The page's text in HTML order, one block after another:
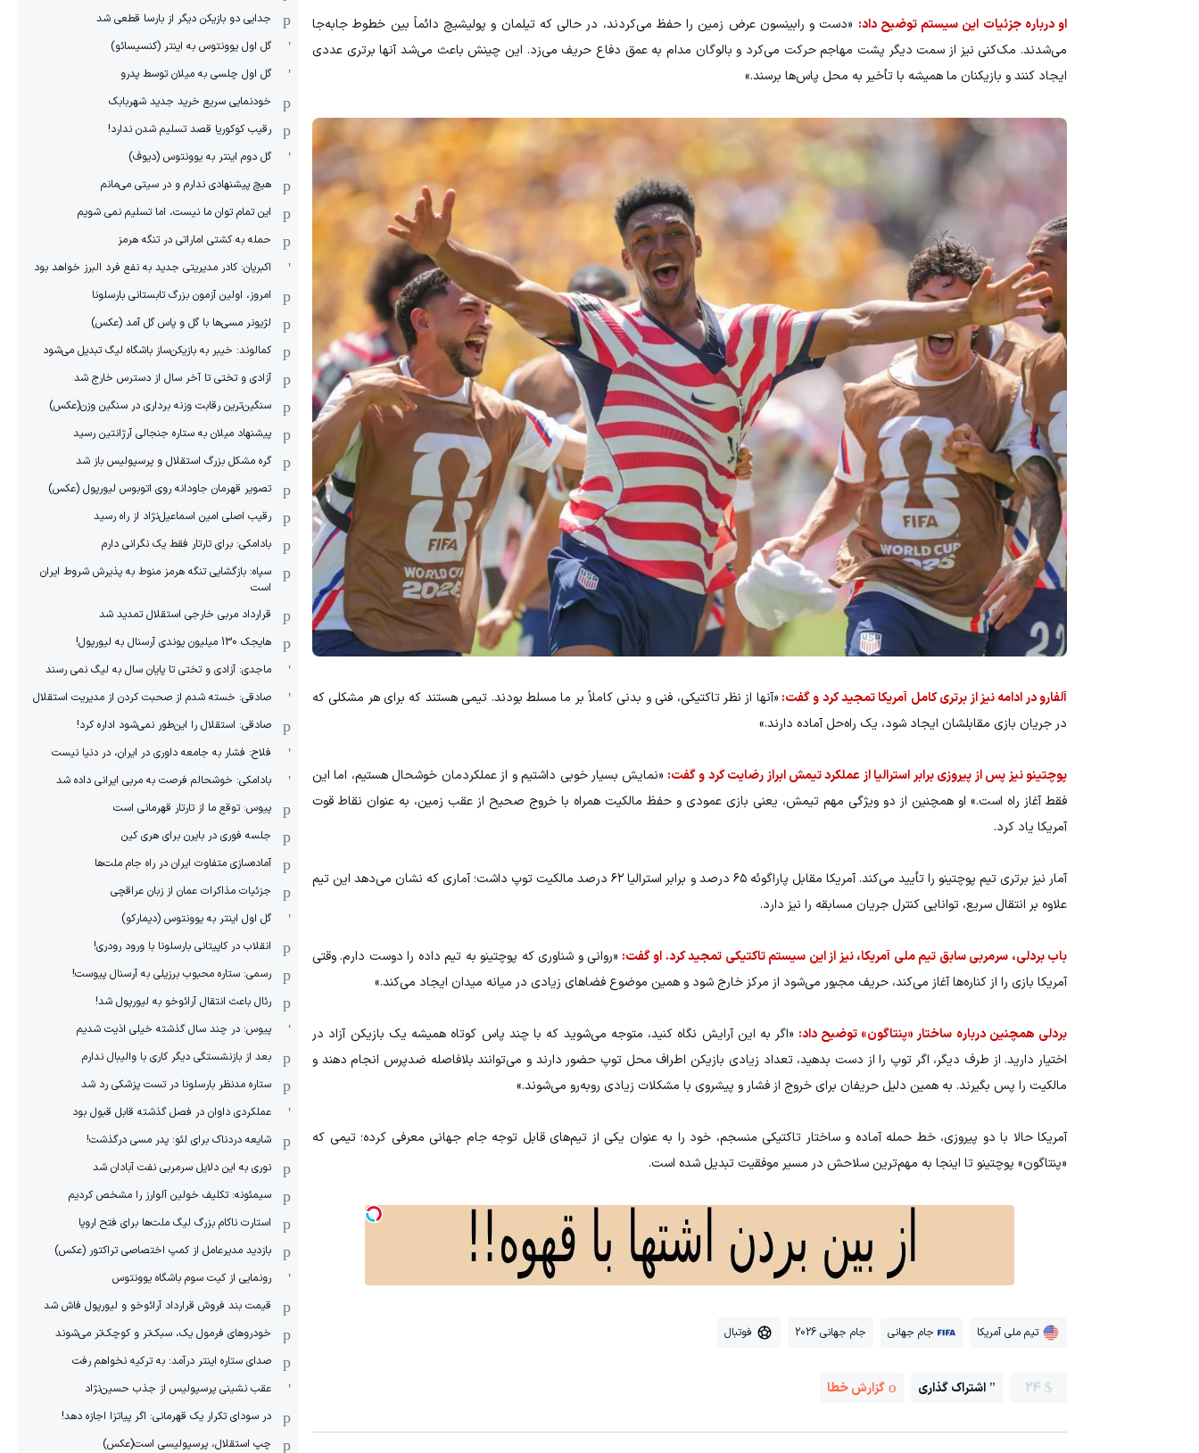
او درباره جزئیات این سیستم توضیح داد: «دست و رابینسون عرض زمین را حفظ می‌کردند، در حالی که تیلمان و پولیشیچ دائماً بین خطوط جابه‌جا
می‌شدند. مک‌کنی نیز از سمت دیگر پشت مهاجم حرکت می‌کرد و بالوگان مدام به عمق دفاع حریف می‌زد. این چینش باعث می‌شد آنها برتری عددی
ایجاد کنند و بازیکنان ما همیشه با تأخیر به محل پاس‌ها برسند.»
آلفارو در ادامه نیز از برتری کامل آمریکا تمجید کرد و گفت: «آنها از نظر تاکتیکی، فنی و بدنی کاملاً بر ما مسلط بودند. تیمی هستند که برای هر مشکلی که
در جریان بازی مقابلشان ایجاد شود، یک راه‌حل آماده دارند.»
پوچتینو نیز پس از پیروزی برابر استرالیا از عملکرد تیمش ابراز رضایت کرد و گفت: «نمایش بسیار خوبی داشتیم و از عملکردمان خوشحال هستیم، اما این
فقط آغاز راه است.» او همچنین از دو ویژگی مهم تیمش، یعنی بازی عمودی و حفظ مالکیت همراه با خروج صحیح از عقب زمین، به عنوان نقاط قوت
آمریکا یاد کرد.
آمار نیز برتری تیم پوچتینو را تأیید می‌کند. آمریکا مقابل پاراگوئه ۶۵ درصد و برابر استرالیا ۶۲ درصد مالکیت توپ داشت؛ آماری که نشان می‌دهد این تیم
علاوه بر انتقال سریع، توانایی کنترل جریان مسابقه را نیز دارد.
باب بردلی، سرمربی سابق تیم ملی آمریکا، نیز از این سیستم تاکتیکی تمجید کرد. او گفت: «روانی و شناوری که پوچتینو به تیم داده را دوست دارم. وقتی
آمریکا بازی را از کناره‌ها آغاز می‌کند، حریف مجبور می‌شود از مرکز خارج شود و همین موضوع فضاهای زیادی در میانه میدان ایجاد می‌کند.»
بردلی همچنین درباره ساختار «پنتاگون» توضیح داد: «اگر به این آرایش نگاه کنید، متوجه می‌شوید که با چند پاس کوتاه همیشه یک بازیکن آزاد در
اختیار دارید. از طرف دیگر، اگر توپ را از دست بدهید، تعداد زیادی بازیکن اطراف محل توپ حضور دارند و می‌توانند بلافاصله ضدپرس انجام دهند و
مالکیت را پس بگیرند. به همین دلیل حریفان برای خروج از فشار و پیشروی با مشکلات زیادی روبه‌رو می‌شوند.»
آمریکا حالا با دو پیروزی، خط حمله آماده و ساختار تاکتیکی منسجم، خود را به عنوان یکی از تیم‌های قابل توجه جام جهانی معرفی کرده؛ تیمی که
«پنتاگون» پوچتینو تا اینجا به مهم‌ترین سلاحش در مسیر موفقیت تبدیل شده است.
تیم ملی آمریکا جام جهانی جام جهانی 2026 فوتبال
24 اشتراک گذاری گزارش خطا
جدایی دو بازیکن دیگر از بارسا قطعی شد
گل اول یوونتوس به اینتر (کنسیسائو)
گل اول چلسی به میلان توسط پدرو
خودنمایی سریع خرید جدید شهربابک
رقیب کوکوریا قصد تسلیم شدن ندارد!
گل دوم اینتر به یوونتوس (دیوف)
هیچ پیشنهادی ندارم و در سیتی می‌مانم
این تمام توان ما نیست، اما تسلیم نمی شویم
حمله به کشتی اماراتی در تنگه هرمز
اکبریان: کادر مدیریتی جدید به نفع فرد البرز خواهد بود
امروز، اولین آزمون بزرگ تابستانی بارسلونا
لژیونر مسی‌ها با گل و پاس گل آمد (عکس)
کمالوند: خیبر به بازیکن‌ساز باشگاه لیگ تبدیل می‌شود
آزادی و تختی تا آخر سال از دسترس خارج شد
سنگین‌ترین رقابت وزنه برداری در سنگین وزن(عکس)
پیشنهاد میلان به ستاره جنجالی آرژانتین رسید
گره مشکل بزرگ استقلال و پرسپولیس باز شد
تصویر قهرمان جاودانه روی اتوبوس لیورپول (عکس)
رقیب اصلی امین اسماعیل‌نژاد از راه رسید
بادامکی: برای تارتار فقط یک نگرانی دارم
سپاه: بازگشایی تنگه هرمز منوط به پذیرش شروط ایران
است
قرارداد مربی خارجی استقلال تمدید شد
هایجک 130 میلیون پوندی آرسنال به لیورپول!
ماجدی: آزادی و تختی تا پایان سال به لیگ نمی رسند
صادقی: خسته شدم از صحبت کردن از مدیریت استقلال
صادقی: استقلال را این‌طور نمی‌شود اداره کرد!
فلاح: فشار به جامعه داوری در ایران، در دنیا نیست
بادامکی: خوشحالم فرصت به مربی ایرانی داده شد
پیوس: توقع ما از تارتار قهرمانی است
جلسه فوری در بایرن برای هری کین
آماده‌سازی متفاوت ایران در راه جام ملت‌ها
جزئیات مذاکرات عمان از زبان عراقچی
گل اول اینتر به یوونتوس (دیمارکو)
انقلاب در کاپیتانی بارسلونا با ورود رودری!
رسمی: ستاره محبوب برزیلی به آرسنال پیوست!
رئال باعث انتقال آرائوخو به لیورپول شد!
پیوس: در چند سال گذشته خیلی اذیت شدیم
بعد از بازنشستگی دیگر کاری با والیبال ندارم
ستاره مدنظر بارسلونا در تست پزشکی رد شد
عملکردی داوان در فصل گذشته قابل قبول بود
شایعه دردناک برای لئو: پدر مسی درگذشت!
نوری به این دلایل سرمربی نفت آبادان شد
سیمئونه: تکلیف خولین آلوارز را مشخص کردیم
استارت ناکام بزرگ لیگ ملت‌ها برای فتح اروپا
بازدید مدیرعامل از کمپ اختصاصی تراکتور (عکس)
رونمایی از کیت سوم باشگاه یوونتوس
قیمت بند فروش قرارداد آرائوخو و لیورپول فاش شد
خودروهای فرمول یک، سبک‌تر و کوچک‌تر می‌شوند
صدای ستاره اینتر درآمد: به ترکیه نخواهم رفت
عقب نشینی پرسپولیس از جذب حسین‌نژاد
در سودای تکرار یک قهرمانی: اگر پیاتزا اجازه دهد!
چپ استقلال، پرسپولیسی است(عکس)